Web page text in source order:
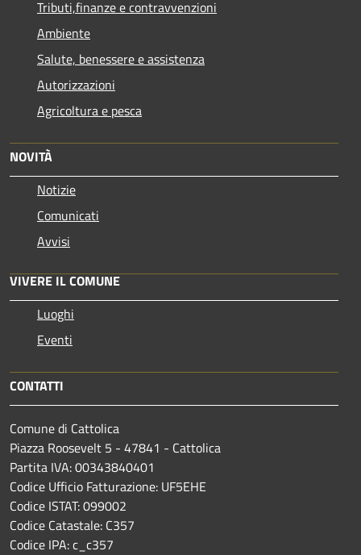
Tributi,finanze e contravvenzioni
Ambiente
Salute, benessere e assistenza
Autorizzazioni
Agricoltura e pesca
NOVITÀ
Notizie
Comunicati
Avvisi
VIVERE IL COMUNE
Luoghi
Eventi
CONTATTI
Comune di Cattolica
Piazza Roosevelt 5 - 47841 - Cattolica
Partita IVA: 00343840401
Codice Ufficio Fatturazione: UF5EHE
Codice ISTAT: 099002
Codice Catastale: C357
Codice IPA: c_c357